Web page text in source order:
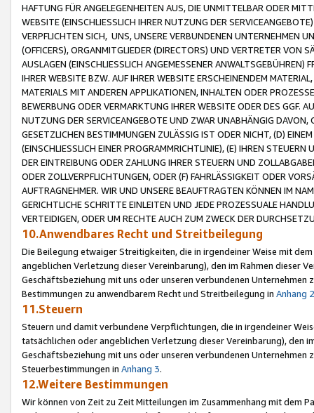
HAFTUNG FÜR ANGELEGENHEITEN AUS, DIE UNMITTELBAR ODER
WEBSITE (EINSCHLIESSLICH IHRER NUTZUNG DER
VERPFLICHTEN SICH, UNS, UNSERE VERBUNDENEN UNTERNEHMEN
(OFFICERS), ORGANMITGLIEDER (DIRECTORS) UND VERTRETER VON
AUSLAGEN (EINSCHLIESSLICH ANGEMESSENER
IHRER WEBSITE BZW. AUF IHRER WEBSITE ERSCHEINENDEM
MATERIALS MIT ANDEREN APPLIKATIONEN, INHALTEN ODER
BEWERBUNG ODER VERMARKTUNG IHRER WEBSITE ODER DES GGF.
NUTZUNG DER SERVICEANGEBOTE UND ZWAR UNABHÄNGIG
GESETZLICHEN BESTIMMUNGEN ZULÄSSIG IST ODER NICHT, (D)
(EINSCHLIESSLICH EINER PROGRAMMRICHTLINIE), (E) IHREN
DER EINTREIBUNG ODER ZAHLUNG IHRER STEUERN UND
ODER ZOLLVERPFLICHTUNGEN, ODER (F) FAHRLÄSSIGKEIT ODER
AUFTRAGNEHMER. WIR UND UNSERE BEAUFTRAGTEN KÖNNEN IM
GERICHTLICHE SCHRITTE EINLEITEN UND JEDE PROZESSUALE
VERTEIDIGEN, ODER UM RECHTE AUCH ZUM ZWECK DER
10.Anwendbares Recht und Streitbeilegung
Die Beilegung etwaiger Streitigkeiten, die in irgendeiner Weise mit
angeblichen Verletzung dieser Vereinbarung), den im Rahmen dieser
Geschäftsbeziehung mit uns oder unseren verbundenen
Bestimmungen zu anwendbarem Recht und Streitbeilegung in Anhang 2
11.Steuern
Steuern und damit verbundene Verpflichtungen, die in irgendeiner
tatsächlichen oder angeblichen Verletzung dieser Vereinbarung), den
Geschäftsbeziehung mit uns oder unseren verbundenen
Steuerbestimmungen in Anhang 3.
12.Weitere Bestimmungen
Wir können von Zeit zu Zeit Mitteilungen im Zusammenhang mit dem